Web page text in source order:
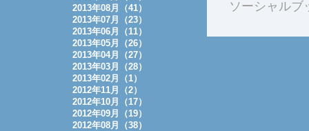
ソーシャルブ
2013年08月（41）
2013年07月（23）
2013年06月（11）
2013年05月（26）
2013年04月（27）
2013年03月（28）
2013年02月（1）
2012年11月（2）
2012年10月（17）
2012年09月（19）
2012年08月（38）